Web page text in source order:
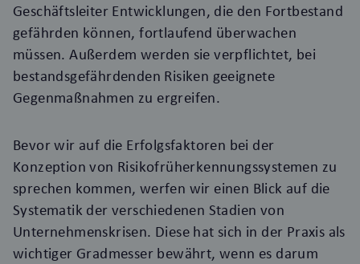
Geschäftsleiter Entwicklungen, die den Fortbestand
gefährden können, fortlaufend überwachen
müssen. Außerdem werden sie verpflichtet, bei
bestandsgefährdenden Risiken geeignete
Gegenmaßnahmen zu ergreifen.
Bevor wir auf die Erfolgsfaktoren bei der
Konzeption von Risikofrüherkennungssystemen zu
sprechen kommen, werfen wir einen Blick auf die
Systematik der verschiedenen Stadien von
Unternehmenskrisen. Diese hat sich in der Praxis als
wichtiger Gradmesser bewährt, wenn es darum